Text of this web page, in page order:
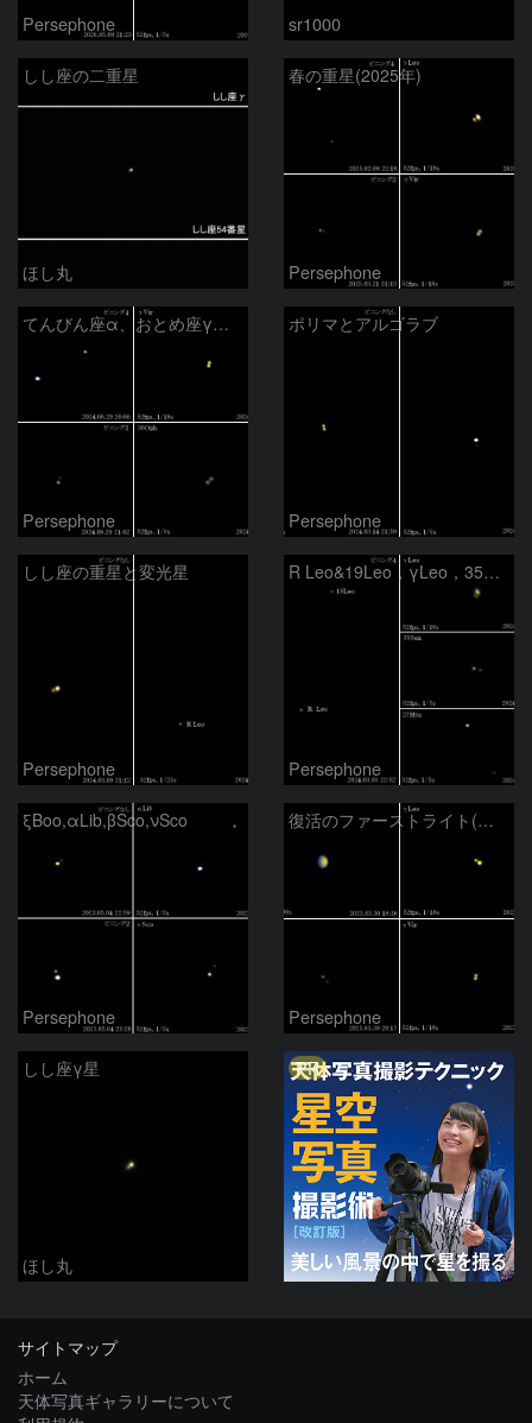
Persephone sr1000
しし座の二重星
ほし丸
春の重星(2025年)
Persephone
てんびん座α、おとめ座γ、へびつかい座ο、36番星
Persephone
ポリマとアルゴラブ
Persephone
しし座の重星と変光星
Persephone
R Leo&19Leo，γLeo，35Sex，27Hya
Persephone
ξBoo,αLib,βSco,νSco
Persephone
復活のファーストライト(金星,γLeo,γVir,35Sex)
Persephone
しし座γ星
ほし丸
PR
サイトマップ
ホーム
天体写真ギャラリーについて